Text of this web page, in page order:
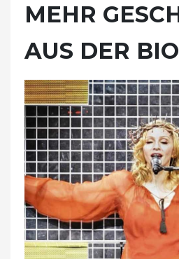
MEHR
AUS DER